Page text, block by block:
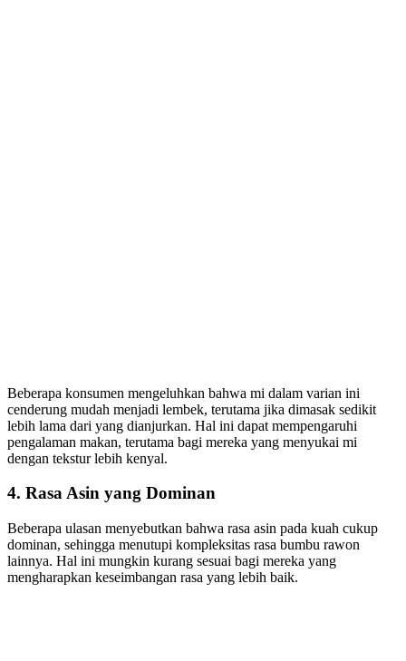
Beberapa konsumen mengeluhkan bahwa mi dalam varian ini
cenderung mudah menjadi lembek, terutama jika dimasak sedikit
lebih lama dari yang dianjurkan. Hal ini dapat mempengaruhi
pengalaman makan, terutama bagi mereka yang menyukai mi
dengan tekstur lebih kenyal.
4. Rasa Asin yang Dominan
Beberapa ulasan menyebutkan bahwa rasa asin pada kuah cukup
dominan, sehingga menutupi kompleksitas rasa bumbu rawon
lainnya. Hal ini mungkin kurang sesuai bagi mereka yang
mengharapkan keseimbangan rasa yang lebih baik.